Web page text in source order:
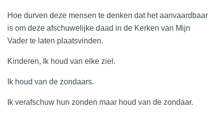
Hoe durven deze mensen te denken dat het aanvaardbaar
is om deze afschuwelijke daad in de Kerken van Mijn
Vader te laten plaatsvinden.
Kinderen, Ik houd van elke ziel.
Ik houd van de zondaars.
Ik verafschuw hun zonden maar houd van de zondaar.